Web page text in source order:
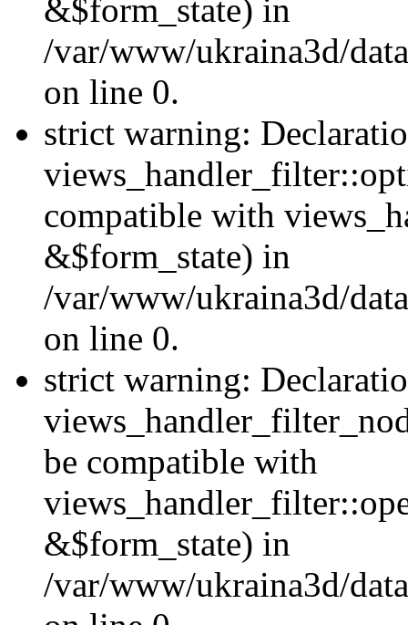
&$form_state) in
/var/www/ukraina3d/
on line 0.
strict warning:
compatible with
&$form_state) in
/var/www/ukraina3d/
on line 0.
strict warning:
be compatible with
&$form_state) in
/var/www/ukraina3d/